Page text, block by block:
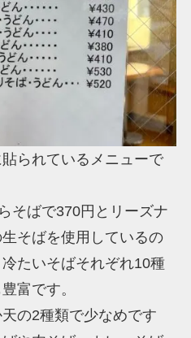
られているメニューで
そばで370円とリーズナ
そばを使用しているの
たいそばそれぞれ10種
富です。
の2種類で少なめです